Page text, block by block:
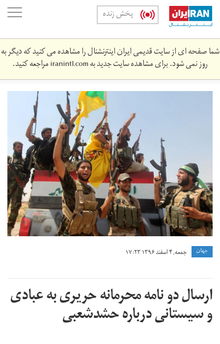
Skip
main
content
پخش زنده
شما صفحه ای از سایت قدیمی ایران اینترنشنال را مشاهده می کنید که دیگر به
روز نمی شود. برای مشاهده سایت جدید بهiranintl.comمراجعه کنید.
176e7037-
جهان جمعه, ۴ اسفند ۱۳۹۶ ۱۷:۲۳
ارسال دو نامه محرمانه حریری به عبادی
و سیستانی درباره حشدشعبی